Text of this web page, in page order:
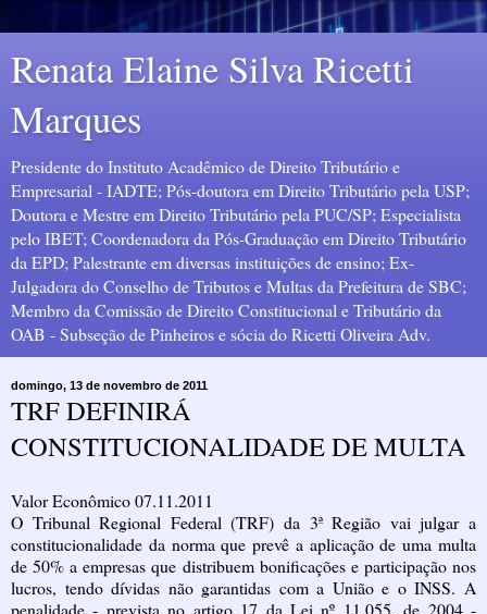
Renata Elaine Silva Ricetti
Marques
Presidente do Instituto Acadêmico de Direito Tributário e
Empresarial - IADTE; Pós-doutora em Direito Tributário pela USP;
Doutora e Mestre em Direito Tributário pela PUC/SP; Especialista
pelo IBET; Coordenadora da Pós-Graduação em Direito Tributário
da EPD; Palestrante em diversas instituições de ensino; Ex-
Julgadora do Conselho de Tributos e Multas da Prefeitura de SBC;
Membro da Comissão de Direito Constitucional e Tributário da
OAB - Subseção de Pinheiros e sócia do Ricetti Oliveira Adv.
domingo, 13 de novembro de 2011
TRF DEFINIRÁ
CONSTITUCIONALIDADE DE MULTA
Valor Econômico 07.11.2011
O Tribunal Regional Federal (TRF) da 3ª Região vai julgar a
constitucionalidade da norma que prevê a aplicação de uma multa
de 50% a empresas que distribuem bonificações e participação nos
lucros, tendo dívidas não garantidas com a União e o INSS. A
penalidade - prevista no artigo 17 da Lei nº 11.055, de 2004 -